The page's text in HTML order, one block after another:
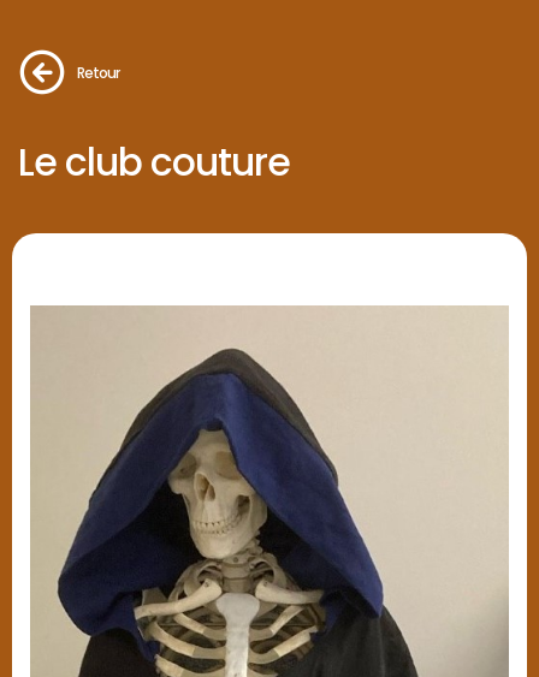
Retour
Le club couture